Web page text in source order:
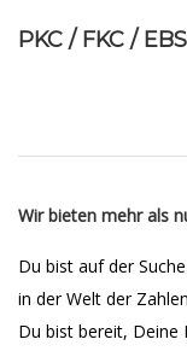
PKC / FKC / EBS
Wir bieten mehr als
Du bist auf der
in der Welt der
Du bist bereit, Deine